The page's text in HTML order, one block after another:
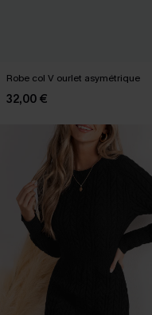
Robe col V ourlet asymétrique
32,00 €